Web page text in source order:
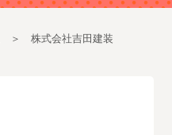
株式会社吉田建装